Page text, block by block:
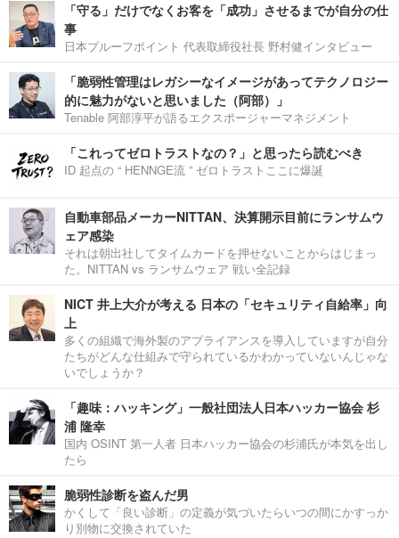
「守る」だけでなくお客を「成功」させるまでが自分の仕
事
日本プルーフポイント 代表取締役社長 野村健インタビュー
「脆弱性管理はレガシーなイメージがあってテクノロジー
的に魅力がないと思いました（阿部）」
Tenable 阿部淳平が語るエクスポージャーマネジメント
「これってゼロトラストなの？」と思ったら読むべき
ID 起点の “ HENNGE流 ” ゼロトラストここに爆誕
自動車部品メーカーNITTAN、決算開示目前にランサムウ
ェア感染
それは朝出社してタイムカードを押せないことからはじまっ
た。NITTAN vs ランサムウェア 戦い全記録
NICT 井上大介が考える 日本の「セキュリティ自給率」向
上
多くの組織で海外製のアプライアンスを導入していますが自分
たちがどんな仕組みで守られているかわかっていないんじゃな
いでしょうか？
「趣味：ハッキング」一般社団法人日本ハッカー協会 杉
浦 隆幸
国内 OSINT 第一人者 日本ハッカー協会の杉浦氏が本気を出し
たら
脆弱性診断を盗んだ男
かくして「良い診断」の定義が気づいたらいつの間にかすっか
り別物に交換されていた